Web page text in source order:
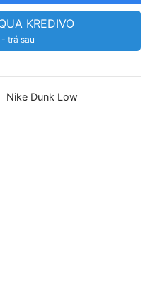
KREDIVO
trả sau
Nike Dunk Low